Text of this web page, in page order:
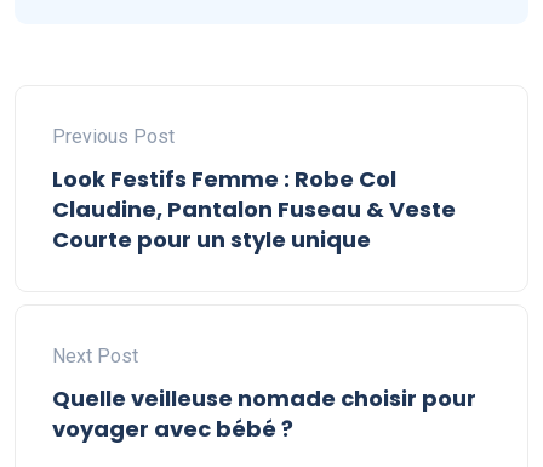
Previous Post
Look Festifs Femme : Robe Col
Claudine, Pantalon Fuseau & Veste
Courte pour un style unique
Next Post
Quelle veilleuse nomade choisir pour
voyager avec bébé ?